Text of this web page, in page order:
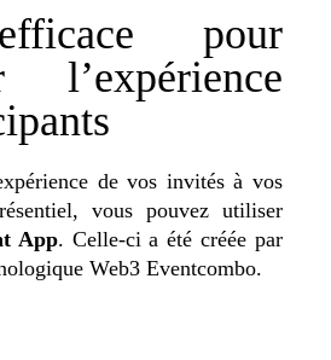
pour
l’expérience
de vos invités à vos
vous pouvez utiliser
App. Celle-ci a été créée par
Web3 Eventcombo.